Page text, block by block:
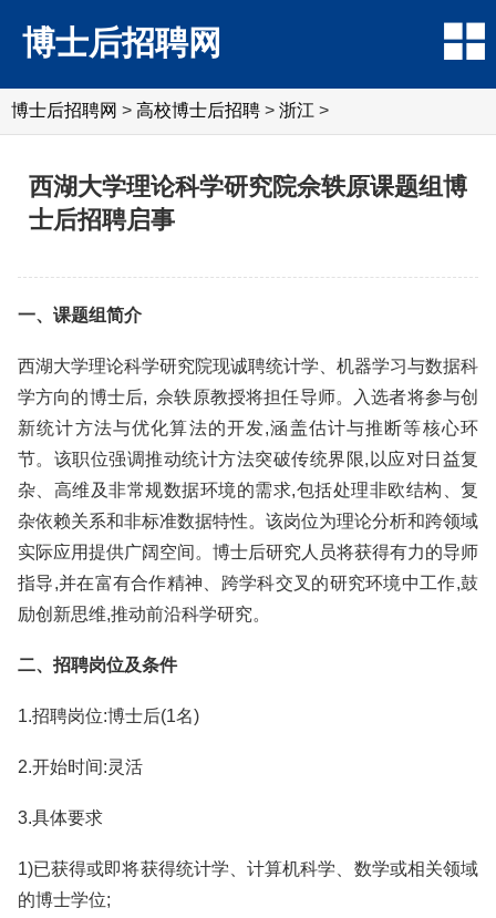
博士后招聘网
博士后招聘网 > 高校博士后招聘 > 浙江 >
西湖大学理论科学研究院佘轶原课题组博
士后招聘启事
一、课题组简介
西湖大学理论科学研究院现诚聘统计学、机器学习与数据科
学方向的博士后, 佘轶原教授将担任导师。入选者将参与创
新统计方法与优化算法的开发,涵盖估计与推断等核心环
节。该职位强调推动统计方法突破传统界限,以应对日益复
杂、高维及非常规数据环境的需求,包括处理非欧结构、复
杂依赖关系和非标准数据特性。该岗位为理论分析和跨领域
实际应用提供广阔空间。博士后研究人员将获得有力的导师
指导,并在富有合作精神、跨学科交叉的研究环境中工作,鼓
励创新思维,推动前沿科学研究。
二、招聘岗位及条件
1.招聘岗位:博士后(1名)
2.开始时间:灵活
3.具体要求
1)已获得或即将获得统计学、计算机科学、数学或相关领域
的博士学位;